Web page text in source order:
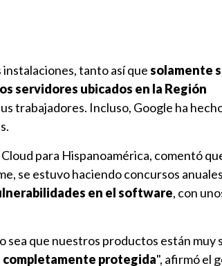
tanto así quesolamente
servidores ubicados en la Región
trabajadores. Incluso, Google ha
para Hispanoamérica, comentó
se estuvo haciendo concursos
en el software, con
sea que nuestros productos están muy
protegida", afirmó el